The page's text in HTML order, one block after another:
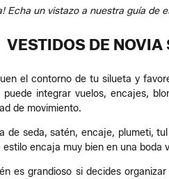
Echa un vistazo a nuestra guía de
VESTIDOS DE
el contorno de tu silueta y
integrar vuelos, encajes,
de movimiento.
de seda, satén, encaje, plumeti,
encaja muy bien en una
es grandioso si decides